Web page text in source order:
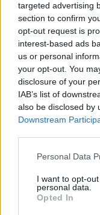
targeted advertising
section to confirm
opt-out request is
interest-based ads
us or personal
your opt-out. You
disclosure of your
IAB’s list of
also be disclosed by
Downstream
Personal Data
I want to opt-
personal data.
Opted In
Η μελέτη έδειξε
που φάνηκαν
ήταν οι ίδιες
ανεξαρτήτως
μπορεί να
πουλιών
πρόσθεσε ο
Ρόλο μπορεί να
φυσικό τους
της φύσης και
έναν τρόπο ζωής